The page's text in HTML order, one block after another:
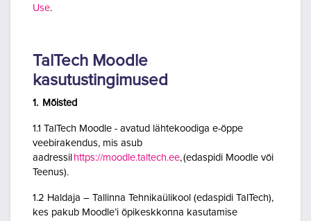
Use.
TalTech Moodle
kasutustingimused
1. Mõisted
1.1 TalTech Moodle - avatud lähtekoodiga e-õppe
veebirakendus, mis asub
aadressil https://moodle.taltech.ee, (edaspidi Moodle või
Teenus).
1.2 Haldaja – Tallinna Tehnikaülikool (edaspidi TalTech),
kes pakub Moodle’i õpikeskkonna kasutamise